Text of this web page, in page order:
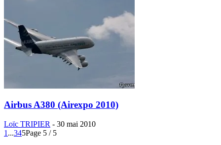
Airbus A380 (Airexpo 2010)
Loïc TRIPIER - 30 mai 2010
1 ...345Page 5 / 5